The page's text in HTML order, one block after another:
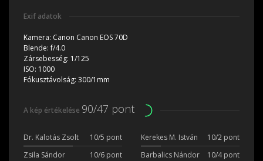
Exif adatok
Kamera: Canon Canon EOS 70D
Blende:f/4.0
Zársebesség: 1/125
ISO: 1000
Fókusztávolság: 300/1mm
A kép értékelése 90/47 pont
Dr. Kalotás Zsolt 10/5 pont Kerekes M. István
10/2 pont
Zsila Sándor
10/6 pont Barbalics Nándor
10/4 pont